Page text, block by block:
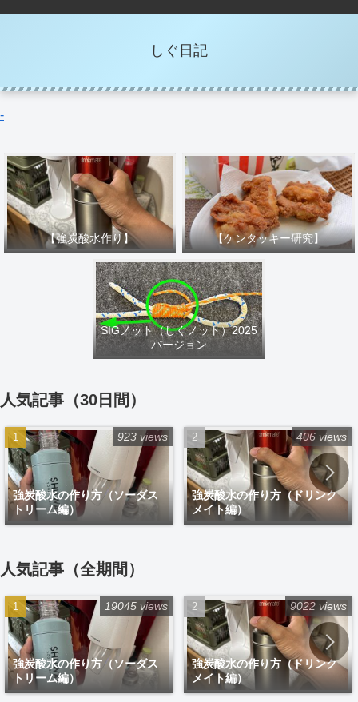
しぐ日記
-
【強炭酸水作り】 【ケンタッキー研究】
SIGノット（しぐノット）2025
バージョン
人気記事（30日間）
強炭酸水の作り方（ソーダス
トリーム編）
923 views
強炭酸水の作り方（ドリンク
メイト編）
406 views
人気記事（全期間）
強炭酸水の作り方（ソーダス
トリーム編）
19045 views
強炭酸水の作り方（ドリンク
メイト編）
9022 views